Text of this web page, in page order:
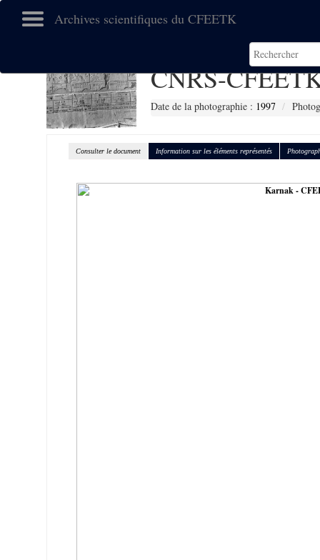
Archives scientifiques du CFEETK
CNRS-
Date de la photographie : 1997
Consulter le document Information sur les éléments représentés